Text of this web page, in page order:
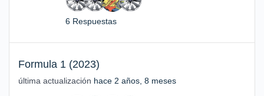
6 Respuestas
Formula 1 (2023)
última actualización hace 2 años, 8 meses